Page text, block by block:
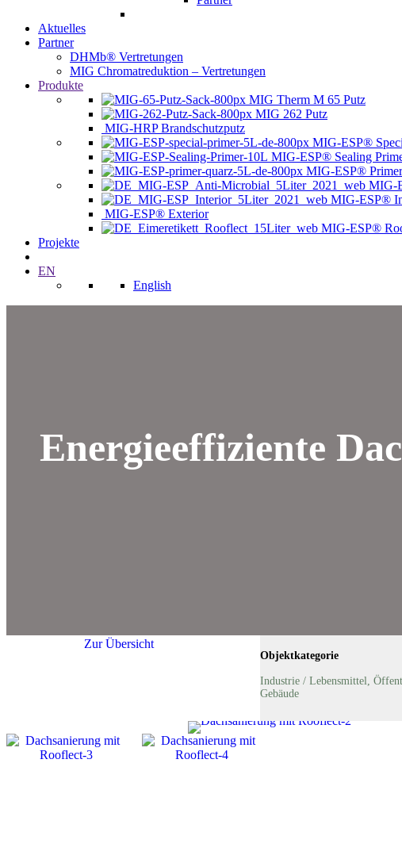
Aktuelles
Partner
DHMb® Vertretungen
MIG Chromatreduktion – Vertretungen
Produkte
MIG Therm M 65 Putz
MIG 262 Putz
MIG-HRP Brandschutzputz
MIG-ESP®
MIG-ESP® Sealing
MIG-ESP®
MIG-
MIG-ESP®
MIG-ESP® Exterior
MIG-ESP®
Projekte
EN
English
Energieeffiziente
Zur Übersicht
Objektkategorie
Industrie / Lebensmittel
Gebäude